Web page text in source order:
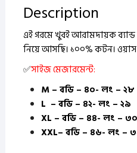
Description
এই গরমে খুবই আরামদায়ক
নিয়ে আসছি। ১০০% কটন।
✅সাইজ মেজারমেন্ট:
M – বডি – ৪০- লং – ২৮
L – বডি – ৪২- লং – ২৯
XL – বডি – ৪৪- লং – ৩০
XXL– বডি – ৪৬- লং –